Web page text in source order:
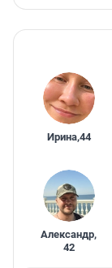
Ирина,44
Александр,
42